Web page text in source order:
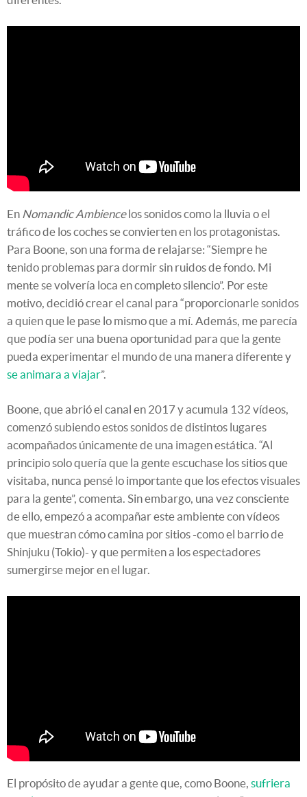
En Nomandic Ambiencelos sonidos como la lluvia o el
tráfico de los coches se convierten en los protagonistas.
Para Boone, son una forma de relajarse: “Siempre he
tenido problemas para dormir sin ruidos de fondo. Mi
mente se volvería loca en completo silencio”. Por este
motivo, decidió crear el canal para “proporcionarle sonidos
a quien que le pase lo mismo que a mí. Además, me parecía
que podía ser una buena oportunidad para que la gente
pueda experimentar el mundo de una manera diferente y
se animara a viajar”.
Boone, que abrió el canal en 2017 y acumula 132 vídeos,
comenzó subiendo estos sonidos de distintos lugares
acompañados únicamente de una imagen estática. “Al
principio solo quería que la gente escuchase los sitios que
visitaba, nunca pensé lo importante que los efectos visuales
para la gente”, comenta. Sin embargo, una vez consciente
de ello, empezó a acompañar este ambiente con vídeos
que muestran cómo camina por sitios -como el barrio de
Shinjuku (Tokio)- y que permiten a los espectadores
sumergirse mejor en el lugar.
El propósito de ayudar a gente que, como Boone, sufriera